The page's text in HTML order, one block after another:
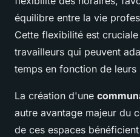
équilibre entre la vie
Cette flexibilité est
travailleurs qui peuvent
temps en fonction de leurs
La création d'une
autre avantage majeur du
de ces espaces